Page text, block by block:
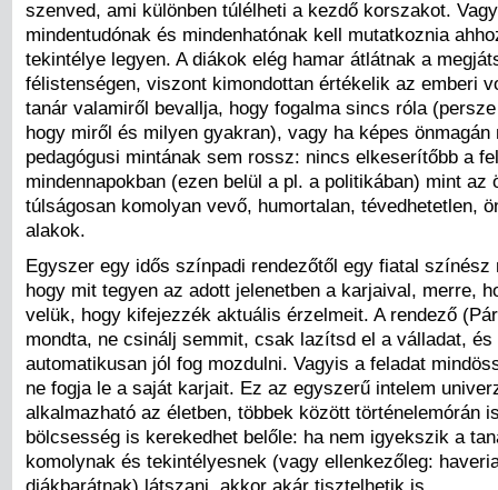
szenved, ami különben túlélheti a kezdő korszakot.
mindentudónak és mindenhatónak kell mutatkoznia
tekintélye legyen. A diákok elég hamar átlátnak a
félistenségen, viszont kimondottan értékelik az emberi
tanár valamiről bevallja, hogy fogalma sincs róla
hogy miről és milyen gyakran), vagy ha képes önmagán
pedagógusi mintának sem rossz: nincs elkeserítőbb a
mindennapokban (ezen belül a pl. a politikában) mint az
túlságosan komolyan vevő, humortalan, tévedhetetlen,
alakok.
Egyszer egy idős színpadi rendezőtől egy fiatal színész
hogy mit tegyen az adott jelenetben a karjaival, merre,
velük, hogy kifejezzék aktuális érzelmeit. A rendező
mondta, ne csinálj semmit, csak lazítsd el a válladat, és
automatikusan jól fog mozdulni. Vagyis a feladat
ne fogja le a saját karjait. Ez az egyszerű intelem
alkalmazható az életben, többek között történelemórán
bölcsesség is kerekedhet belőle: ha nem igyekszik a
komolynak és tekintélyesnek (vagy ellenkezőleg:
diákbarátnak) látszani, akkor akár tisztelhetik is.